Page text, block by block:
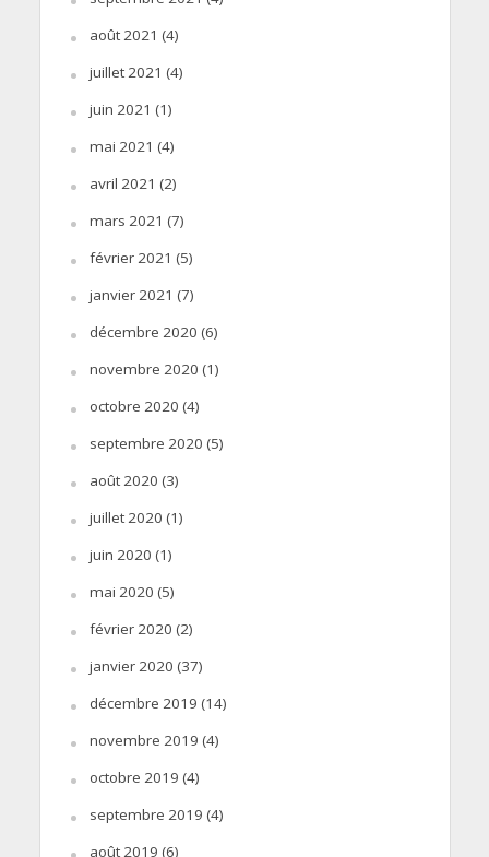
août 2021 (4)
juillet 2021 (4)
juin 2021 (1)
mai 2021 (4)
avril 2021 (2)
mars 2021 (7)
février 2021 (5)
janvier 2021 (7)
décembre 2020 (6)
novembre 2020 (1)
octobre 2020 (4)
septembre 2020 (5)
août 2020 (3)
juillet 2020 (1)
juin 2020 (1)
mai 2020 (5)
février 2020 (2)
janvier 2020 (37)
décembre 2019 (14)
novembre 2019 (4)
octobre 2019 (4)
septembre 2019 (4)
août 2019 (6)